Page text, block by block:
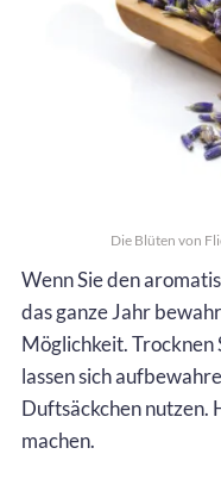
Die Blüten von
Wenn Sie den
das ganze Jahr
Möglichkeit. Trocknen
lassen sich
Duftsäckchen nutzen.
machen.